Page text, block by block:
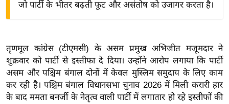
शे
ष
ज्ञ
रा
य
जो पार्टी के भीतर बढ़ती फूट और असंतोष को उजागर करता है।
तृणमूल कांग्रेस (टीएमसी) के असम प्रमुख अभिजीत मजूमदार ने
शुक्रवार को पार्टी से इस्तीफा दे दिया। उन्होंने आरोप लगाया कि पार्टी
असम और पश्चिम बंगाल दोनों में केवल मुस्लिम समुदाय के लिए काम
कर रही है। पश्चिम बंगाल विधानसभा चुनाव 2026 में मिली करारी हार
के बाद ममता बनर्जी के नेतृत्व वाली पार्टी में लगातार हो रहे इस्तीफों की